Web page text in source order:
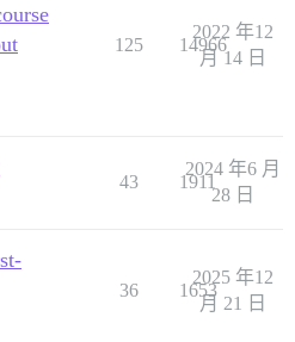
125 14966
2022 年12
月 14 日
43 1911
2024 年6 月
28 日
36 1653
2025 年12
月 21 日